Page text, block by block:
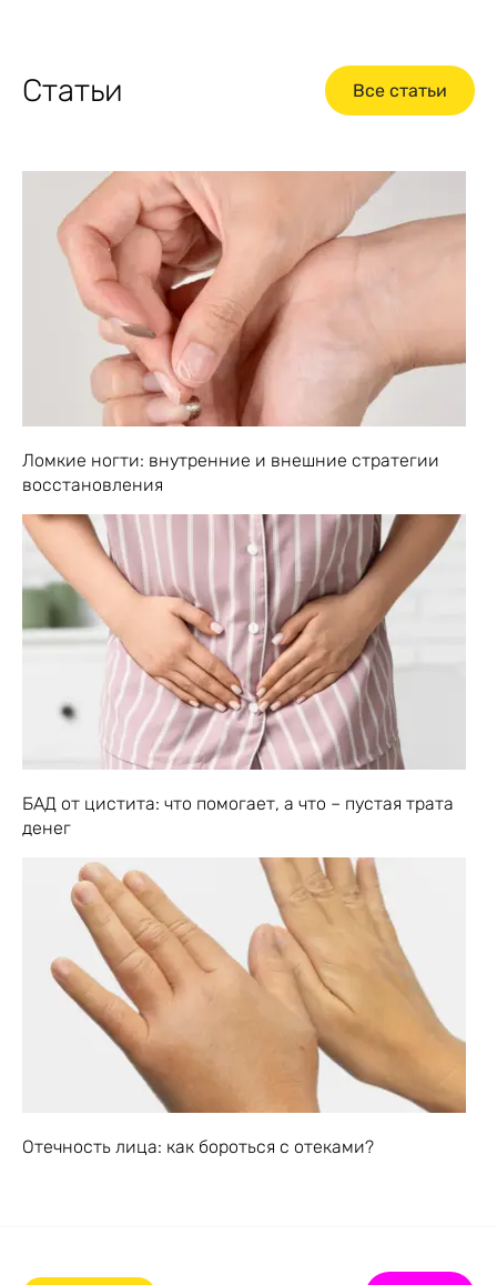
Статьи Все статьи
Ломкие ногти: внутренние и внешние стратегии
восстановления
БАД от цистита: что помогает, а что – пустая трата
денег
Отечность лица: как бороться с отеками?